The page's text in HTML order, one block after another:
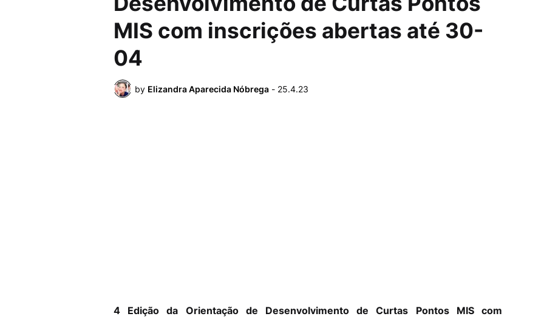
MIS com inscrições abertas até 30-
04
by Elizandra Aparecida Nóbrega - 25.4.23
4 Edição da Orientação de Desenvolvimento de Curtas Pontos MIS com